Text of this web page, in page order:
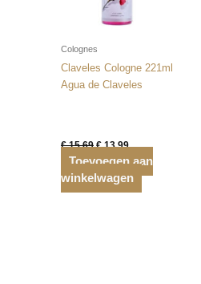
Colognes
Claveles Cologne 221ml
Agua de Claveles
€15,69 Oorspronkelijke
was:
€ 15,69.
€13,99Huidige
is:
€ 13,99.
Toevoegen aan
winkelwagen